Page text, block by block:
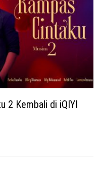
2 Kembali di iQIYI